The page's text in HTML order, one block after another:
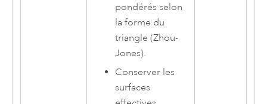
pondérés selon
la forme du
triangle (Zhou-
Jones).
Conserver les
surfaces